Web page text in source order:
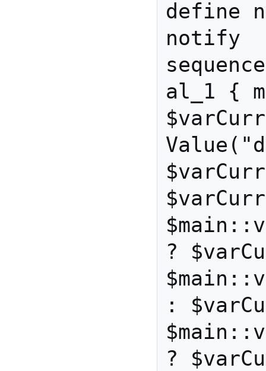
define
notify
al_1 {
?
:
?